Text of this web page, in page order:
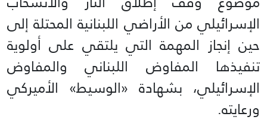
الإسرائيلي من الأراضي اللبنانية المحتلة إلى
حين إنجاز المهمة التي يلتقي على أولوية
تنفيذها المفاوض اللبناني والمفاوض
الإسرائيلي، بشهادة «الوسيط» الأميركي
ورعايته.